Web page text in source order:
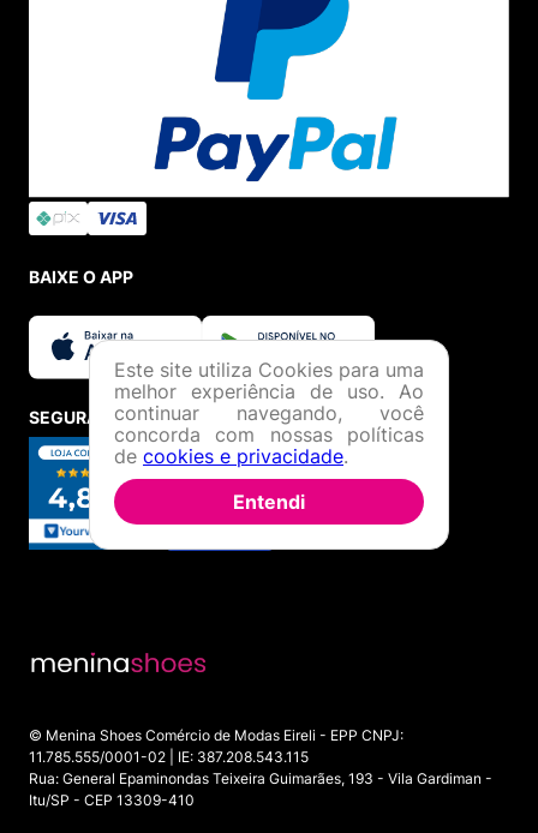
BAIXE O APP
SEGURANÇA E CREDIBILIDADE
© Menina Shoes Comércio de Modas Eireli - EPP CNPJ:
11.785.555/0001-02 | IE: 387.208.543.115
Rua: General Epaminondas Teixeira Guimarães, 193 - Vila Gardiman -
Itu/SP - CEP 13309-410
Este site utiliza Cookies para uma
melhor experiência de uso. Ao
continuar navegando, você
concorda com nossas políticas
de cookies e privacidade.
Entendi